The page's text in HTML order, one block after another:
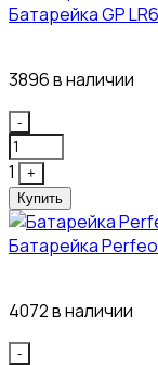
Батарейка GP
3896 в наличии
Quantity
-
1
+
Купить
Батарейка Perfeo
4072 в наличии
Quantity
-